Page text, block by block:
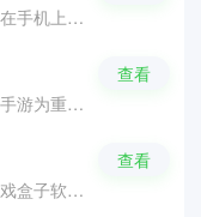
龙神模拟器手机版是一款能够在手机上畅玩Switch大作的神级开源模拟器，已经实现了全中文汉化。软件支持自定义游戏分辨率、帧率及画面抗锯齿调节，大幅度优化画质的表现。软件完美适配蓝牙手柄与触控按键，还提供即时存档、读档与音频调整功能，一键导入ROM即可开启掌机体验。
贪玩游戏盒子云手机是以传奇手游为重点核心打造的游戏盒子软件，让你们重温各种经典的传奇游戏。软件汇聚了海量的游戏资源供你们下载游玩，也能随时掌握最新的游戏资讯与攻略，帮助你们快速松发掘优质的新游。软件支持应用多开和小窗便捷操作，还有云端24小时离线托管挂机功能，搭配上活跃的社区交流专区，让你们畅游在精彩的游戏世界中。
查看
乐乐游戏盒是一款超实用的游戏盒子软件，汇聚了海量热门经典手游、BT版、MOD以及移植小游戏等资源。平台上所有商家的游戏都经过严格的测试与筛选，确保了安全无毒并提供精选榜单与详细分类，帮助你们快速发现心仪的佳作。软件还设有游戏攻略与玩家交流的板块，让你们轻松掌握最新资讯，以及学习大神的技巧与思维。
查看